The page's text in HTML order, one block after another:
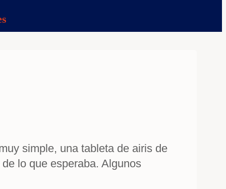
simple, una tableta de airis de
lo que esperaba. Algunos